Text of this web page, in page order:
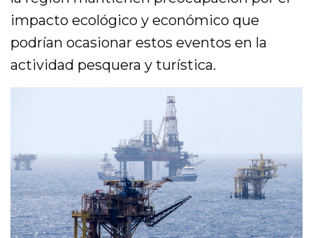
impacto ecológico y económico que
podrían ocasionar estos eventos en la
actividad pesquera y turística.